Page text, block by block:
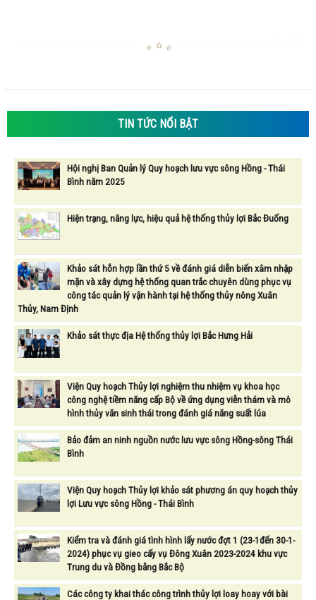
TIN TỨC NỔI BẬT
Hội nghị Ban Quản lý Quy hoạch lưu vực sông Hồng - Thái
Bình năm 2025
Hiện trạng, năng lực, hiệu quả hệ thống thủy lợi Bắc Đuống
Khảo sát hỗn hợp lần thứ 5 về đánh giá diễn biến xâm nhập
mặn và xây dựng hệ thống quan trắc chuyên dùng phục vụ
công tác quản lý vận hành tại hệ thống thủy nông Xuân
Thủy, Nam Định
Khảo sát thực địa Hệ thống thủy lợi Bắc Hưng Hải
Viện Quy hoạch Thủy lợi nghiệm thu nhiệm vụ khoa học
công nghệ tiềm năng cấp Bộ về ứng dụng viễn thám và mô
hình thủy văn sinh thái trong đánh giá năng suất lúa
Bảo đảm an ninh nguồn nước lưu vực sông Hồng-sông Thái
Bình
Viện Quy hoạch Thủy lợi khảo sát phương án quy hoạch thủy
lợi Lưu vực sông Hồng - Thái Bình
Kiểm tra và đánh giá tình hình lấy nước đợt 1 (23-1đến 30-1-
2024) phục vụ gieo cấy vụ Đông Xuân 2023-2024 khu vực
Trung du và Đồng bằng Bắc Bộ
Các công ty khai thác công trình thủy lợi loay hoay với bài